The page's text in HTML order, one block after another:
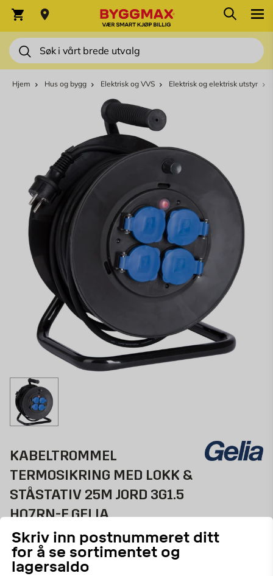
Søk
Skriv inn postnummeret ditt
for å se sortimentet og
lagersaldo
Varekurv Søk
Hjem Hus og bygg Elektrisk og VVS Elektrisk og elektrisk utstyr
KABELTROMMEL
TERMOSIKRING MED LOKK &
STÅSTATIV 25M JORD 3G1.5
HO7RN-F GELIA
Svart, H07RN-F
ART.NR: 29774